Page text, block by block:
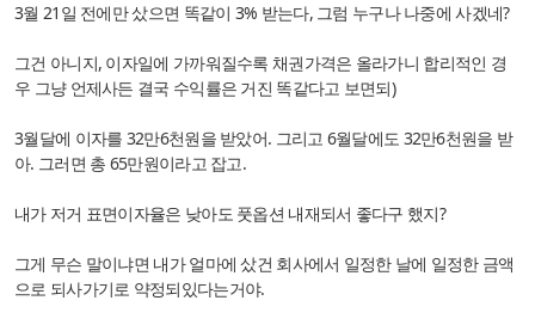
3월 21일 전에만 샀으면 똑같이 3% 받는다, 그럼 누구나 나중에 사겠네?
그건 아니지, 이자일에 가까워질수록 채권가격은 올라가니 합리적인 경
우 그냥 언제사든 결국 수익률은 거진 똑같다고 보면되)
3월달에 이자를 32만6천원을 받았어. 그리고 6월달에도 32만6천원을 받
아. 그러면 총 65만원이라고 잡고.
내가 저거 표면이자율은 낮아도 풋옵션 내재되서 좋다구 했지?
그게 무슨 말이냐면 내가 얼마에 샀건 회사에서 일정한 날에 일정한 금액
으로 되사가기로 약정되있다는거야.